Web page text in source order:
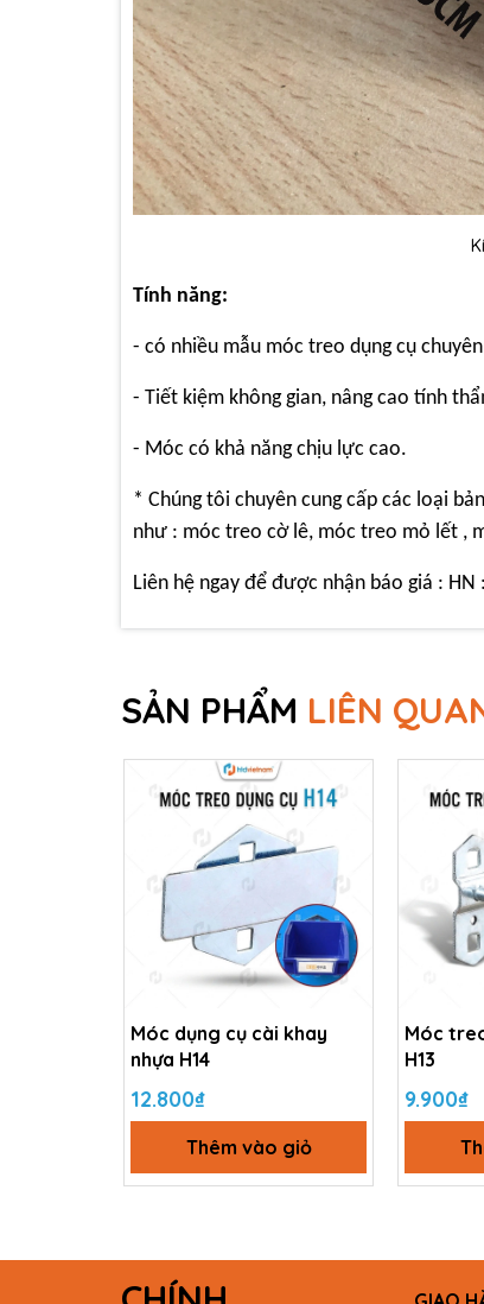
Tính năng:
- có nhiều mẫu móc treo dụng cụ
- Tiết kiệm không gian, nâng cao tính
- Móc có khả năng chịu lực cao.
* Chúng tôi chuyên cung cấp các loại
như : móc treo cờ lê, móc treo mỏ lết ,
Liên hệ ngay để được nhận báo giá :
SẢN PHẨM LIÊN
Móc dụng cụ cài khay
nhựa H14
12.800₫
Thêm vào giỏ
Móc
H13
9.900₫